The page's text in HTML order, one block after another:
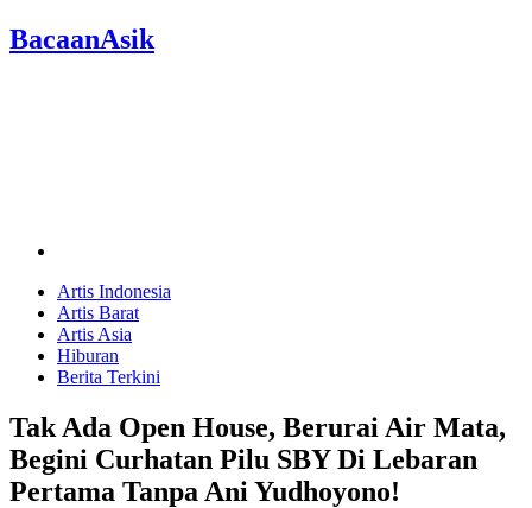
BacaanAsik
Artis Indonesia
Artis Barat
Artis Asia
Hiburan
Berita Terkini
Tak Ada Open House, Berurai Air Mata,
Begini Curhatan Pilu SBY Di Lebaran
Pertama Tanpa Ani Yudhoyono!